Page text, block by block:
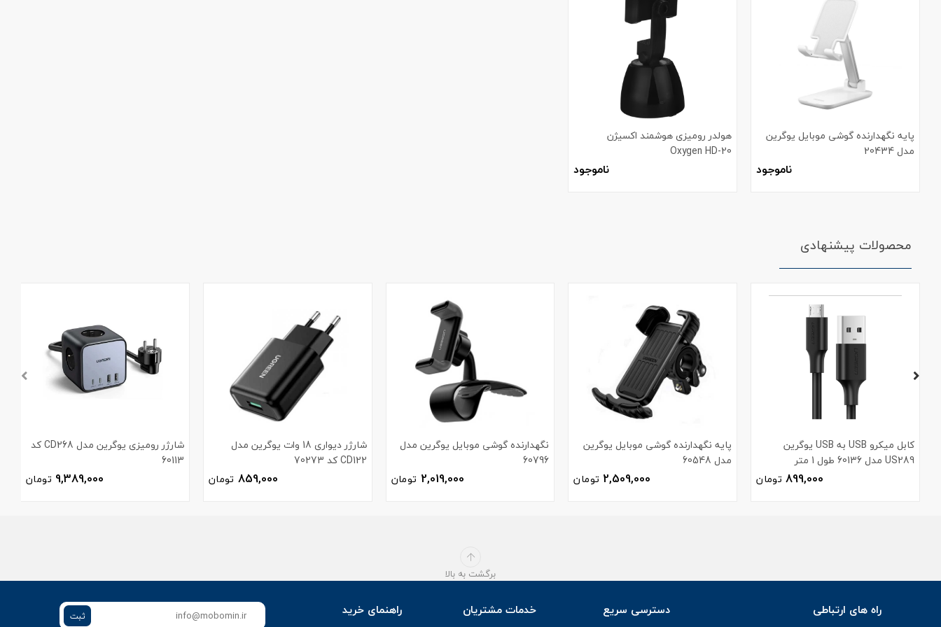
پایه نگهدارنده گوشی موبایل یوگرین
مدل 20434
ناموجود
هولدر رومیزی هوشمند اکسیژن
Oxygen HD-20
ناموجود
محصولات پیشنهادی
کابل میکرو USB به USB یوگرین
US289 مدل 60136 طول 1 متر
899,000 تومان
پایه نگهدارنده گوشی موبایل یوگرین
مدل 60548
2,509,000 تومان
نگهدارنده گوشی موبایل یوگرین مدل
60796
2,019,000 تومان
شارژر دیواری 18 وات یوگرین مدل
CD122 کد 70273
859,000 تومان
شارژر رومیزی یوگرین مدل CD268 کد
60113
9,389,000 تومان
برگشت به بالا
راه های ارتباطی
دسترسی سریع خدمات مشتریان راهنمای خرید ثبت